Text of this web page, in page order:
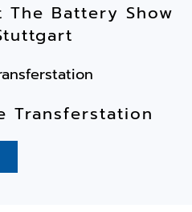
The Battery Show
Transferstation